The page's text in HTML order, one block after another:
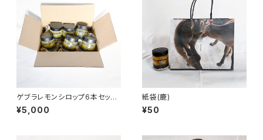
ゲブラレモンシロップ6本セット
【割安】
¥5,000
紙袋(鹿)
¥50